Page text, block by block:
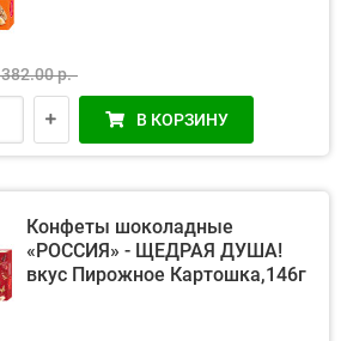
382.00 р.
В КОРЗИНУ
Конфеты шоколадные
«РОССИЯ» - ЩЕДРАЯ ДУША!
вкус Пирожное Картошка,146г